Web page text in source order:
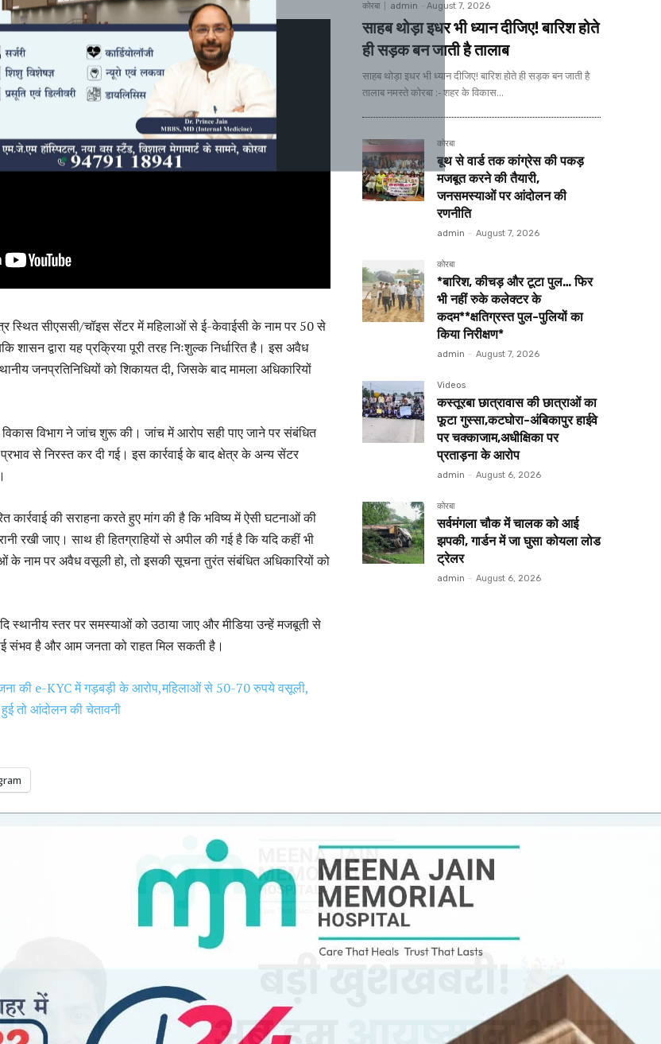
स्थित सीएससी/चॉइस सेंटर में महिलाओं से ई-केवाईसी के नाम पर 50 से
द्वारा यह प्रक्रिया पूरी तरह निःशुल्क निर्धारित है। इस अवैध
जनप्रतिनिधियों को शिकायत दी, जिसके बाद मामला अधिकारियों
विकास विभाग ने जांच शुरू की। जांच में आरोप सही पाए जाने पर संबंधित
से निरस्त कर दी गई। इस कार्रवाई के बाद क्षेत्र के अन्य सेंटर
कार्रवाई की सराहना करते हुए मांग की है कि भविष्य में ऐसी घटनाओं की
रखी जाए। साथ ही हितग्राहियों से अपील की गई है कि यदि कहीं भी
के नाम पर अवैध वसूली हो, तो इसकी सूचना तुरंत संबंधित अधिकारियों को
स्थानीय स्तर पर समस्याओं को उठाया जाए और मीडिया उन्हें मजबूती से
संभव है और आम जनता को राहत मिल सकती है।
की e-KYC में गड़बड़ी के आरोप,महिलाओं से 50-70 रुपये वसूली,
हुई तो आंदोलन की चेतावनी
कोरबा admin August 7, 2026
साहब थोड़ा इधर भी ध्यान दीजिए! बारिश होते
ही सड़क बन जाती है तालाब
साहब थोड़ा इधर भी ध्यान दीजिए! बारिश होते ही सड़क बन जाती है
तालाब नमस्ते कोरबा :- शहर के विकास...
कोरबा
बूथ से वार्ड तक कांग्रेस की पकड़
मजबूत करने की तैयारी,
जनसमस्याओं पर आंदोलन की
रणनीति
admin - August 7, 2026
कोरबा
*बारिश, कीचड़ और टूटा पुल… फिर
भी नहीं रुके कलेक्टर के
कदम**क्षतिग्रस्त पुल-पुलियों का
किया निरीक्षण*
admin - August 7, 2026
Videos
कस्तूरबा छात्रावास की छात्राओं का
फूटा गुस्सा,कटघोरा-अंबिकापुर हाईवे
पर चक्काजाम,अधीक्षिका पर
प्रताड़ना के आरोप
admin - August 6, 2026
कोरबा
सर्वमंगला चौक में चालक को आई
झपकी, गार्डन में जा घुसा कोयला लोड
ट्रेलर
admin - August 6, 2026